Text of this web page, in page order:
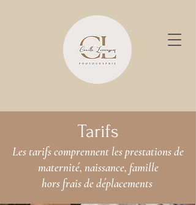
Tarifs
Les tarifs comprennent les prestations de
maternité, naissance, famille
hors frais dedéplacements